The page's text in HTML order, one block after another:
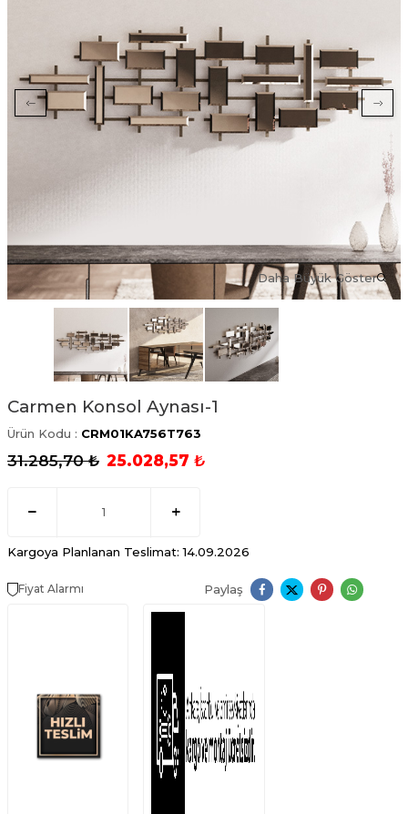
Daha Büyük Göster
Carmen Konsol Aynası-1
Ürün Kodu : CRM01KA756T763
31.285,70₺ 25.028,57 ₺
Kargoya Planlanan Teslimat: 14.09.2026
Fiyat Alarmı Paylaş